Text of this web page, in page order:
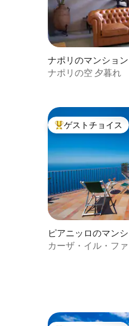
ナポリのマンション
ト
ナポリの空 夕暮れ
大好評のゲストチ
ゲストチョイス
ピアニッロのマンシ
アパート
カーザ・イル・ファ